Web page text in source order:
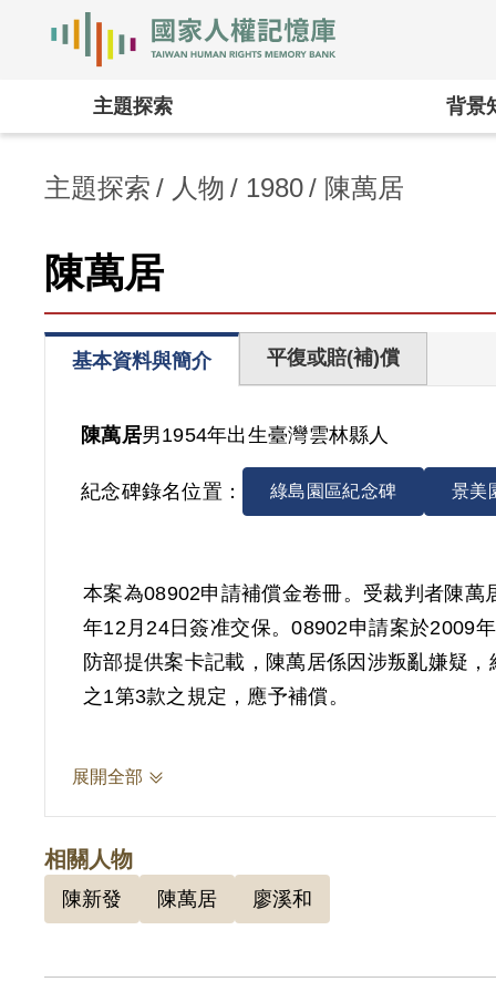
主題探索 背景
主題探索 人物 1980 陳萬居
陳萬居
基本資料與簡介 平復或賠(補)償
陳萬居男1954年出生臺灣雲林縣人
紀念碑錄名位置： 綠島園區紀念碑 景美
本案為08902申請補償金卷冊。受裁判者陳
年12月24日簽准交保。08902申請案於2009
防部提供案卡記載，陳萬居係因涉叛亂嫌疑
之1第3款之規定，應予補償。
展開全部
相關人物
陳新發 陳萬居 廖溪和